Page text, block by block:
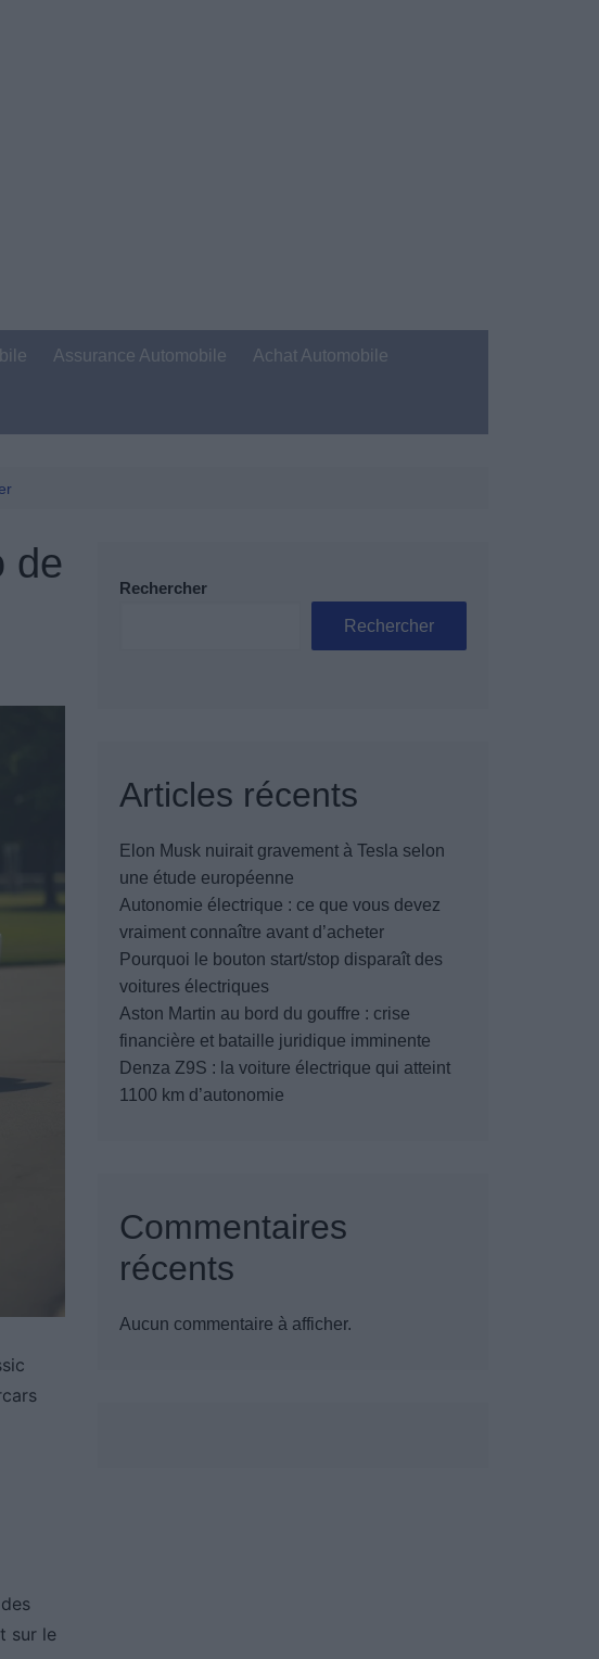
Assurance Automobile Achat Automobile
de
sur le
Rechercher
Rechercher
Articles récents
Elon Musk nuirait gravement à Tesla selon
une étude européenne
Autonomie électrique : ce que vous devez
vraiment connaître avant d’acheter
Pourquoi le bouton start/stop disparaît des
voitures électriques
Aston Martin au bord du gouffre : crise
financière et bataille juridique imminente
Denza Z9S : la voiture électrique qui atteint
1100 km d’autonomie
Commentaires
récents
Aucun commentaire à afficher.